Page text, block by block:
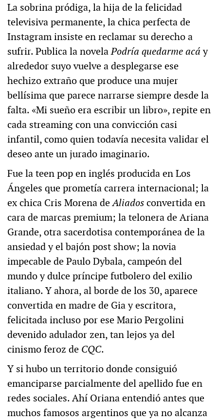
La sobrina pródiga, la hija de la felicidad
televisiva permanente, la chica perfecta de
Instagram insiste en reclamar su derecho a
sufrir. Publica la novelaPodría quedarme acáy
alrededor suyo vuelve a desplegarse ese
hechizo extraño que produce una mujer
bellísima que parece narrarse siempre desde la
falta. «Mi sueño era escribir un libro», repite en
cada streaming con una convicción casi
infantil, como quien todavía necesita validar el
deseo ante un jurado imaginario.
Fue la teen pop en inglés producida en Los
Ángeles que prometía carrera internacional; la
ex chica Cris Morena deAliadosconvertida en
cara de marcas premium; la telonera de Ariana
Grande, otra sacerdotisa contemporánea de la
ansiedad y el bajón post show; la novia
impecable de Paulo Dybala, campeón del
mundo y dulce príncipe futbolero del exilio
italiano. Y ahora, al borde de los 30, aparece
convertida en madre de Gia y escritora,
felicitada incluso por ese Mario Pergolini
devenido adulador zen, tan lejos ya del
cinismo feroz de CQC.
Y si hubo un territorio donde consiguió
emanciparse parcialmente del apellido fue en
redes sociales. Ahí Oriana entendió antes que
muchos famosos argentinos que ya no alcanza